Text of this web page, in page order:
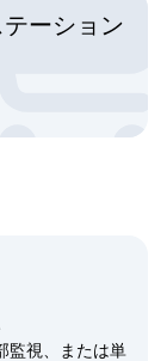
ーション
監視、または単